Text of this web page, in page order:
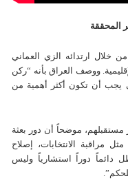
المحققة
خلال ارتدائه الزي العماني
ووصف العراق بأنه “ركن
يجب أن تكون أكثر أهمية من
مستقبلهم، موضحاً أن دور بعثة
مراقبة الانتخابات، إصلاح
دائماً دوراً استشارياً وليس